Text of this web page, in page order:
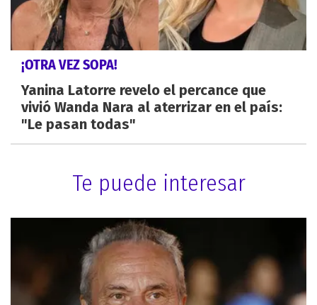
¡OTRA VEZ SOPA!
Yanina Latorre revelo el percance que
vivió Wanda Nara al aterrizar en el país:
"Le pasan todas"
Te puede interesar